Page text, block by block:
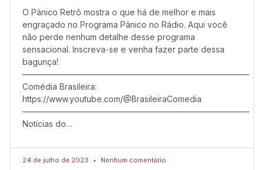
O Pânico Retrô mostra o que há de melhor e mais
engraçado no Programa Pânico no Rádio. Aqui você
não perde nenhum detalhe desse programa
sensacional. Inscreva-se e venha fazer parte dessa
bagunça!
–––––––––––––––––––––––––––––––––––––––––––––––––––––––
Comédia Brasileira:
https://www.youtube.com/@BrasileiraComedia
–––––––––––––––––––––––––––––––––––––––––––––––––––––––
Notícias do…
24 de julho de 2023 Nenhum comentário